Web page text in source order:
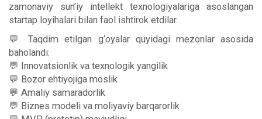
zamonaviy sun’iy intellekt texnologiyalariga asoslangan
startap loyihalari bilan faol ishtirok etdilar.
💬 Taqdim etilgan g‘oyalar quyidagi mezonlar asosida
baholandi:
💬 Innovatsionlik va texnologik yangilik
💬 Bozor ehtiyojiga moslik
💬 Amaliy samaradorlik
💬 Biznes modeli va moliyaviy barqarorlik